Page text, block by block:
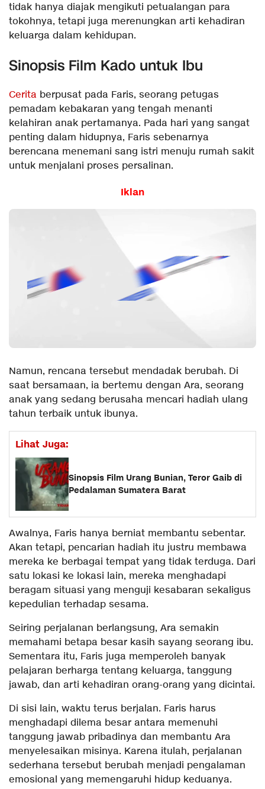
tidak hanya diajak mengikuti petualangan para
tokohnya, tetapi juga merenungkan arti kehadiran
keluarga dalam kehidupan.
Sinopsis Film Kado untuk Ibu
Cerita berpusat pada Faris, seorang petugas
pemadam kebakaran yang tengah menanti
kelahiran anak pertamanya. Pada hari yang sangat
penting dalam hidupnya, Faris sebenarnya
berencana menemani sang istri menuju rumah sakit
untuk menjalani proses persalinan.
Iklan
Namun, rencana tersebut mendadak berubah. Di
saat bersamaan, ia bertemu dengan Ara, seorang
anak yang sedang berusaha mencari hadiah ulang
tahun terbaik untuk ibunya.
Lihat Juga:
Sinopsis Film Urang Bunian, Teror Gaib di
Pedalaman Sumatera Barat
Awalnya, Faris hanya berniat membantu sebentar.
Akan tetapi, pencarian hadiah itu justru membawa
mereka ke berbagai tempat yang tidak terduga. Dari
satu lokasi ke lokasi lain, mereka menghadapi
beragam situasi yang menguji kesabaran sekaligus
kepedulian terhadap sesama.
Seiring perjalanan berlangsung, Ara semakin
memahami betapa besar kasih sayang seorang ibu.
Sementara itu, Faris juga memperoleh banyak
pelajaran berharga tentang keluarga, tanggung
jawab, dan arti kehadiran orang-orang yang dicintai.
Di sisi lain, waktu terus berjalan. Faris harus
menghadapi dilema besar antara memenuhi
tanggung jawab pribadinya dan membantu Ara
menyelesaikan misinya. Karena itulah, perjalanan
sederhana tersebut berubah menjadi pengalaman
emosional yang memengaruhi hidup keduanya.